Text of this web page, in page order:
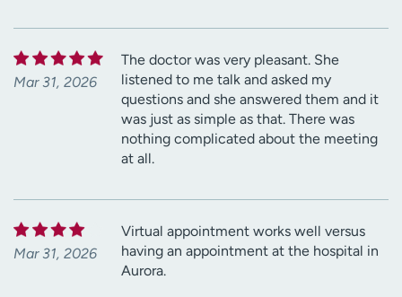
Mar 31, 2026
The doctor was very pleasant. She
listened to me talk and asked my
questions and she answered them and it
was just as simple as that. There was
nothing complicated about the meeting
at all.
Mar 31, 2026
Virtual appointment works well versus
having an appointment at the hospital in
Aurora.